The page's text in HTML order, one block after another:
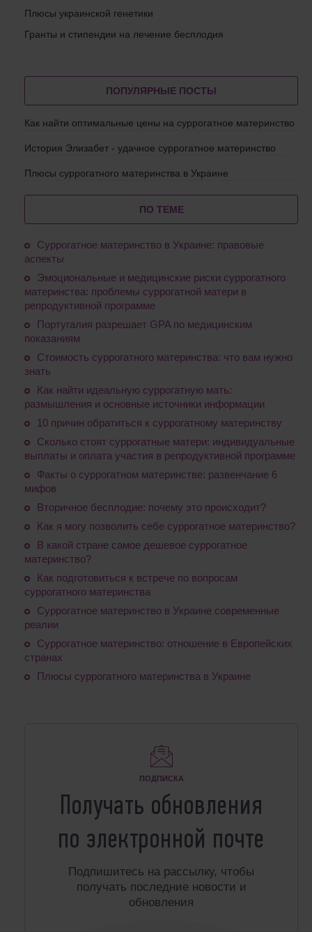
Плюсы украинской генетики
Гранты и стипендии на лечение бесплодия
ПОПУЛЯРНЫЕ ПОСТЫ
Как найти оптимальные цены на суррогатное материнство
История Элизабет - удачное суррогатное материнство
Плюсы суррогатного материнства в Украине
ПО ТЕМЕ
Суррогатное материнство в Украине: правовые
аспекты
Эмоциональные и медицинские риски суррогатного
материнства: проблемы суррогатной матери в
репродуктивной программе
Португалия разрешает GPA по медицинским
показаниям
Стоимость суррогатного материнства: что вам нужно
знать
Как найти идеальную суррогатную мать:
размышления и основные источники информации
10 причин обратиться к суррогатному материнству
Сколько стоят суррогатные матери: индивидуальные
выплаты и оплата участия в репродуктивной программе
Факты о суррогатном материнстве: развенчание 6
мифов
Вторичное бесплодие: почему это происходит?
Как я могу позволить себе суррогатное материнство?
В какой стране самое дешевое суррогатное
материнство?
Как подготовиться к встрече по вопросам
суррогатного материнства
Суррогатное материнство в Украине современные
реалии
Суррогатное материнство: отношение в Европейских
странах
Плюсы суррогатного материнства в Украине
ПОДПИСКА
Получать обновления
по электронной почте
Подпишитесь на рассылку, чтобы
получать последние новости и
обновления